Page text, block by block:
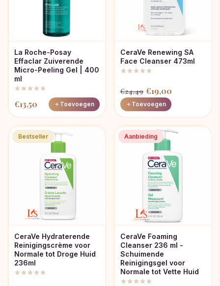
La Roche-Posay
Effaclar Zuiverende
Micro-Peeling Gel | 400
ml
€13,50 Toevoegen
CeraVe Renewing SA
Face Cleanser 473ml
€24,49 Oorspronkelijke
prijs
was:
€24,49.
€19,00
€19,00.
Toevoegen
Bestseller
CeraVe Hydraterende
Reinigingscrème voor
Normale tot Droge Huid
236ml
Aanbieding
CeraVe Foaming
Cleanser 236 ml -
Schuimende
Reinigingsgel voor
Normale tot Vette Huid